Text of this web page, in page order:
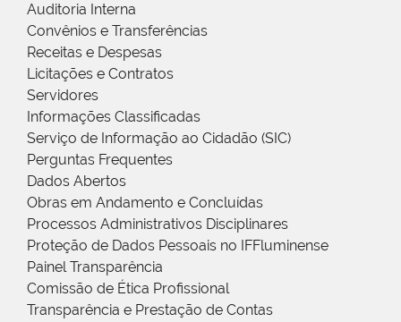
Auditoria Interna
Convênios e Transferências
Receitas e Despesas
Licitações e Contratos
Servidores
Informações Classificadas
Serviço de Informação ao Cidadão (SIC)
Perguntas Frequentes
Dados Abertos
Obras em Andamento e Concluídas
Processos Administrativos Disciplinares
Proteção de Dados Pessoais no IFFluminense
Painel Transparência
Comissão de Ética Profissional
Transparência e Prestação de Contas